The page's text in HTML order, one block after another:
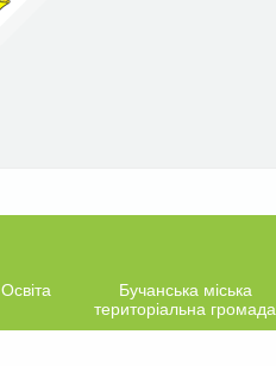
Освіта
Бучанська міська
територіальна громада